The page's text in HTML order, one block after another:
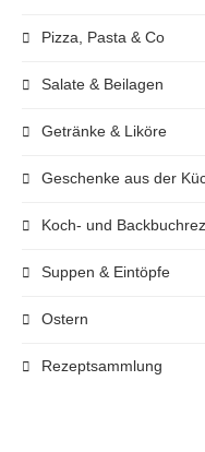
Pizza, Pasta & Co
Salate & Beilagen
Getränke & Liköre
Geschenke aus der
Koch- und
Suppen & Eintöpfe
Ostern
Rezeptsammlung